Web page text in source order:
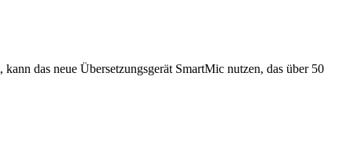
das neue Übersetzungsgerät SmartMic nutzen, das über 50